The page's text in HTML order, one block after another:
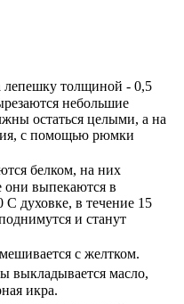
лепешку толщиной - 0,5
небольшие
остаться целыми, а на
с помощью рюмки
белком, на них
они выпекаются в
С духовке, в течение 15
и станут
с желтком.
выкладывается масло,
икра.